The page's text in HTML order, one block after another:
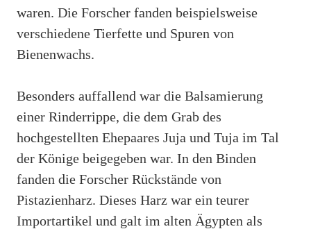
waren. Die Forscher fanden beispielsweise
verschiedene Tierfette und Spuren von
Bienenwachs.
Besonders auffallend war die Balsamierung
einer Rinderrippe, die dem Grab des
hochgestellten Ehepaares Juja und Tuja im Tal
der Könige beigegeben war. In den Binden
fanden die Forscher Rückstände von
Pistazienharz. Dieses Harz war ein teurer
Importartikel und galt im alten Ägypten als